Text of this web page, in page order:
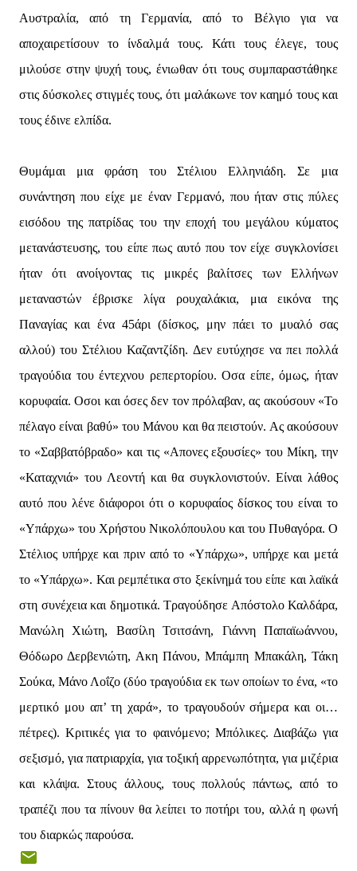
Αυστραλία, από τη Γερμανία, από το Βέλγιο για να
αποχαιρετίσουν το ίνδαλμά τους. Κάτι τους έλεγε, τους
μιλούσε στην ψυχή τους, ένιωθαν ότι τους συμπαραστάθηκε
στις δύσκολες στιγμές τους, ότι μαλάκωνε τον καημό τους και
τους έδινε ελπίδα.
Θυμάμαι μια φράση του Στέλιου Ελληνιάδη. Σε μια
συνάντηση που είχε με έναν Γερμανό, που ήταν στις πύλες
εισόδου της πατρίδας του την εποχή του μεγάλου κύματος
μετανάστευσης, του είπε πως αυτό που τον είχε συγκλονίσει
ήταν ότι ανοίγοντας τις μικρές βαλίτσες των Ελλήνων
μεταναστών έβρισκε λίγα ρουχαλάκια, μια εικόνα της
Παναγίας και ένα 45άρι (δίσκος, μην πάει το μυαλό σας
αλλού) του Στέλιου Καζαντζίδη. Δεν ευτύχησε να πει πολλά
τραγούδια του έντεχνου ρεπερτορίου. Οσα είπε, όμως, ήταν
κορυφαία. Οσοι και όσες δεν τον πρόλαβαν, ας ακούσουν «Το
πέλαγο είναι βαθύ» του Μάνου και θα πειστούν. Ας ακούσουν
το «Σαββατόβραδο» και τις «Απονες εξουσίες» του Μίκη, την
«Καταχνιά» του Λεοντή και θα συγκλονιστούν. Είναι λάθος
αυτό που λένε διάφοροι ότι ο κορυφαίος δίσκος του είναι το
«Υπάρχω» του Χρήστου Νικολόπουλου και του Πυθαγόρα. Ο
Στέλιος υπήρχε και πριν από το «Υπάρχω», υπήρχε και μετά
το «Υπάρχω». Και ρεμπέτικα στο ξεκίνημά του είπε και λαϊκά
στη συνέχεια και δημοτικά. Τραγούδησε Απόστολο Καλδάρα,
Μανώλη Χιώτη, Βασίλη Τσιτσάνη, Γιάννη Παπαϊωάννου,
Θόδωρο Δερβενιώτη, Ακη Πάνου, Μπάμπη Μπακάλη, Τάκη
Σούκα, Μάνο Λοΐζο (δύο τραγούδια εκ των οποίων το ένα, «το
μερτικό μου απ’ τη χαρά», το τραγουδούν σήμερα και οι…
πέτρες). Κριτικές για το φαινόμενο; Μπόλικες. Διαβάζω για
σεξισμό, για πατριαρχία, για τοξική αρρενωπότητα, για μιζέρια
και κλάψα. Στους άλλους, τους πολλούς πάντως, από το
τραπέζι που τα πίνουν θα λείπει το ποτήρι του, αλλά η φωνή
του διαρκώς παρούσα.